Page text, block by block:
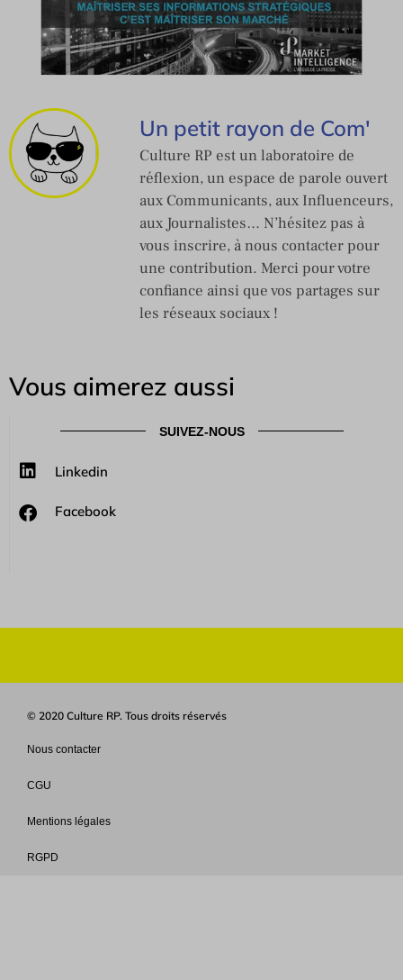
Un petit rayon de Com'
Culture RP est un laboratoire de
réflexion, un espace de parole ouvert
aux Communicants, aux Influenceurs,
aux Journalistes… N’hésitez pas à
vous inscrire, à nous contacter pour
une contribution. Merci pour votre
confiance ainsi que vos partages sur
les réseaux sociaux !
Vous aimerez aussi
SUIVEZ-NOUS
Linkedin
Facebook
© 2020 Culture RP. Tous droits réservés
Nous contacter
CGU
Mentions légales
RGPD